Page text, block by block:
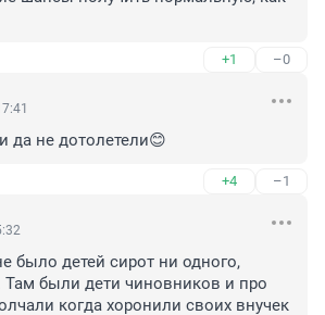
+1 –0
да не дотолетели😊
+4 –1
было детей сирот ни одного,
были дети чиновников и про
когда хоронили своих внучек